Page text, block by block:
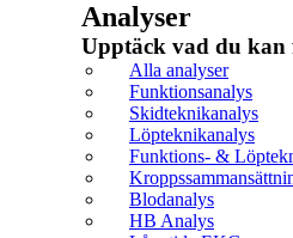
Analyser
Upptäck vad du
Alla analyser
Funktionsanalys
Skidteknikanalys
Löpteknikanalys
Funktions- &
Blodanalys
HB Analys